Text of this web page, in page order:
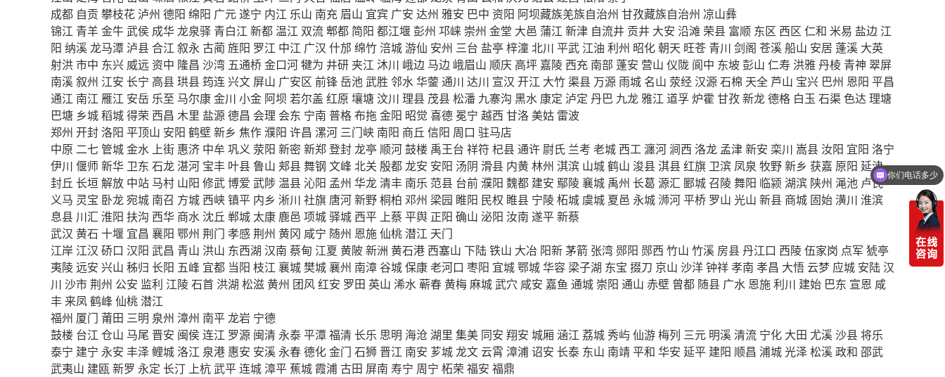
成都 自贡 攀枝花 泸州 德阳 绵阳 广元遂宁 内江 乐山 南充 眉山 宜宾 广安 达州 雅安 巴中 资阳 阿坝藏族羌族自治州 甘孜藏族自治州 凉山彝
锦江 青羊金牛武侯 成华龙泉驿 青白江 新都 温江 双流郫都 简阳 都江堰彭州 邛崃 崇州 金堂 大邑 蒲江 新津 自流井 贡井 大安 沿滩 荣县 富顺 东区 西区 仁和 米易 盐边 江
阳 纳溪龙马潭 泸县合江 叙永古蔺旌阳 罗江 中江 广汉 什邡 绵竹 涪城游仙 安州 三台 盐亭 梓潼北川 平武 江油 利州 昭化朝天 旺苍 青川 剑阁 苍溪船山 安居 蓬溪 大英
射洪市中 东兴 威远 资中 隆昌 沙湾 五通桥金口河犍为 井研 夹江 沐川 峨边 马边 峨眉山 顺庆 高坪 嘉陵 西充 南部 蓬安 营山 仪陇 阆中 东坡彭山 仁寿 洪雅丹棱 青神 翠屏
南溪叙州 江安 长宁 高县珙县筠连兴文 屏山 广安区 前锋岳池武胜 邻水华蓥 通川 达川 宣汉 开江 大竹 渠县 万源雨城 名山 荥经汉源石棉 天全 芦山 宝兴 巴州 恩阳 平昌
通江 南江 雁江 安岳 乐至 马尔康金川 小金 阿坝 若尔盖 红原 壤塘 汶川 理县 茂县松潘 九寨沟 黑水 康定 泸定 丹巴 九龙雅江 道孚炉霍 甘孜新龙德格 白玉 石渠色达 理塘
巴塘 乡城稻城得荣 西昌 木里 盐源德昌 会理 会东 宁南 普格布拖金阳 昭觉 喜德 冕宁 越西 甘洛 美姑 雷波
郑州 开封洛阳 平顶山 安阳 鹤壁新乡 焦作濮阳 许昌 漯河 三门峡 南阳 商丘 信阳 周口 驻马店
中原 二七 管城金水 上街 惠济 中牟巩义 荥阳 新密 新郑登封龙亭 顺河鼓楼 禹王台 祥符 杞县通许 尉氏 兰考 老城 西工瀍河涧西 洛龙 孟津新安 栾川 嵩县 汝阳 宜阳 洛宁
伊川 偃师新华 卫东 石龙湛河 宝丰 叶县鲁山 郏县舞钢 文峰 北关 殷都龙安 安阳 汤阴 滑县 内黄林州 淇滨 山城鹤山 浚县淇县红旗 卫滨 凤泉 牧野新乡 获嘉 原阳 延津
封丘 长垣解放 中站 马村 山阳 修武博爱 武陟 温县沁阳 孟州 华龙清丰 南乐 范县 台前濮阳 魏都 建安 鄢陵襄城 禹州 长葛 源汇 郾城召陵舞阳 临颍 湖滨 陕州 渑池 卢氏
义马 灵宝 卧龙宛城 南召 方城 西峡镇平 内乡 淅川 社旗 唐河新野桐柏 邓州 梁园 睢阳 民权 睢县 宁陵柘城 虞城 夏邑 永城浉河平桥 罗山 光山 新县 商城 固始潢川 淮滨
息县 川汇 淮阳 扶沟 西华 商水 沈丘 郸城 太康 鹿邑 项城驿城 西平 上蔡 平舆 正阳 确山 泌阳 汝南 遂平新蔡
武汉 黄石 十堰 宜昌 襄阳 鄂州 荆门 孝感荆州 黄冈 咸宁 随州 恩施仙桃潜江 天门
江岸 江汉 硚口 汉阳 武昌 青山 洪山 东西湖 汉南 蔡甸 江夏 黄陂 新洲 黄石港 西塞山 下陆铁山 大冶 阳新茅箭 张湾 郧阳 郧西 竹山 竹溪 房县丹江口 西陵伍家岗 点军 猇亭
夷陵远安 兴山 秭归 长阳 五峰 宜都 当阳 枝江 襄城樊城襄州 南漳谷城保康老河口 枣阳 宜城鄂城华容 梁子湖 东宝 掇刀 京山 沙洋钟祥孝南 孝昌 大悟 云梦 应城 安陆汉
川 沙市荆州 公安 监利 江陵石首 洪湖 松滋黄州 团风红安 罗田 英山 浠水蕲春黄梅麻城武穴 咸安 嘉鱼 通城 崇阳 通山 赤壁 曾都 随县 广水 恩施利川 建始 巴东 宣恩 咸
丰 来凤鹤峰 仙桃潜江
福州 厦门 莆田 三明 泉州 漳州 南平龙岩 宁德
鼓楼 台江 仓山 马尾 晋安 闽侯连江 罗源 闽清 永泰平潭福清 长乐 思明 海沧 湖里 集美 同安 翔安 城厢 涵江 荔城秀屿仙游梅列 三元 明溪清流 宁化 大田 尤溪沙县将乐
泰宁 建宁 永安 丰泽鲤城洛江 泉港 惠安 安溪 永春德化金门 石狮 晋江 南安 芗城龙文 云霄 漳浦诏安 长泰 东山 南靖平和 华安 延平 建阳 顺昌 浦城光泽松溪政和 邵武
武夷山 建瓯新罗 永定 长汀 上杭武平连城 漳平 蕉城 霞浦古田 屏南 寿宁 周宁 柘荣 福安 福鼎
你们电话多少